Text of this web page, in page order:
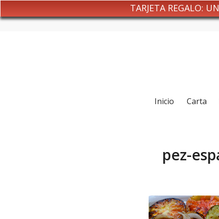
TARJETA REGALO:
Inicio Carta
pez-